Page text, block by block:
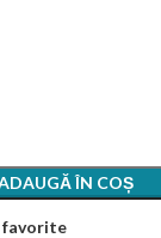
ÎN COȘ
favorite